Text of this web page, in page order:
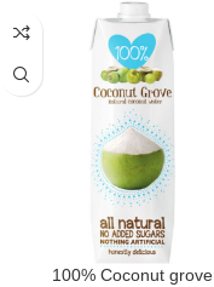
100% Coconut grove